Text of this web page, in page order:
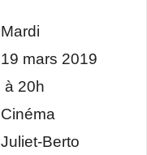
Mardi
19 mars 2019
à 20h
Cinéma
Juliet-Berto